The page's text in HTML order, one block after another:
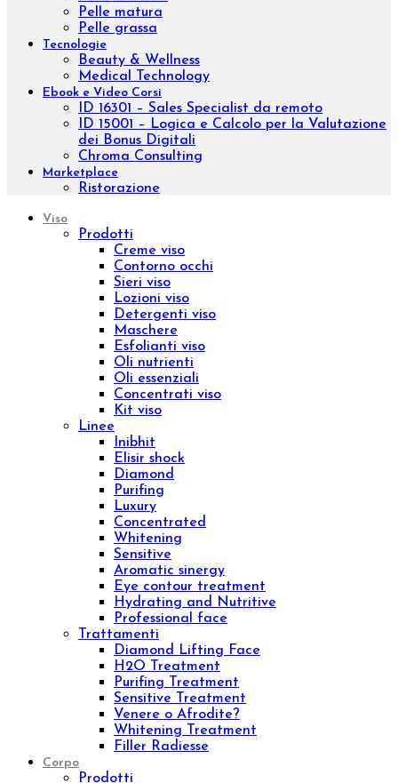
Esigenza
Nutrire
Idratare
Anti età
Effetto lifting
Purificare
Tonificare
Rigenerare
Anticellulite
Rassodare
Drenare
Fragilità capillare
Proteggere
Scolpire
Ridurre
Visualizza tutto
La tua pelle
Pelle secca
Pelle sensibile
Pelle matura
Pelle grassa
Tecnologie
Beauty & Wellness
Medical Technology
Ebook e Video Corsi
ID 16301 – Sales Specialist da remoto
ID 15001 – Logica e Calcolo per la Valutazione
dei Bonus Digitali
Chroma Consulting
Marketplace
Ristorazione
Prodotti
Creme viso
Contorno occhi
Sieri viso
Lozioni viso
Detergenti viso
Maschere
Esfolianti viso
Oli nutrienti
Oli essenziali
Concentrati viso
Kit viso
Inibhit